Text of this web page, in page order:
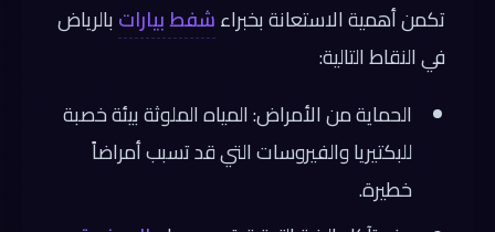
تكمن أهمية الاستعانة بخبراءشفط بيارات بالرياض
في النقاط التالية:
الحماية من الأمراض: المياه الملوثة بيئة خصبة
للبكتيريا والفيروسات التي قد تسبب أمراضاً
خطيرة.